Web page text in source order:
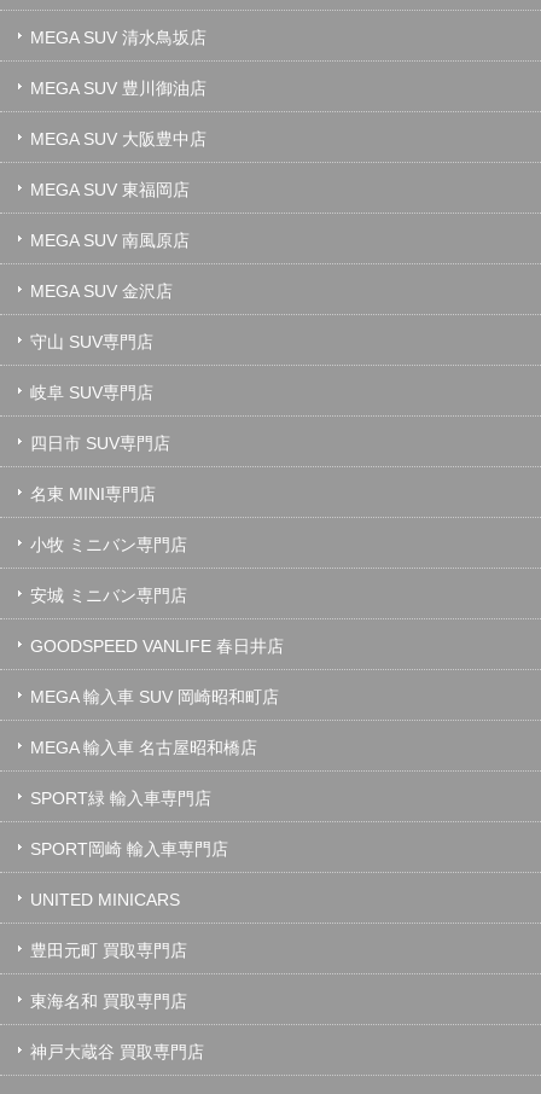
MEGA SUV 清水鳥坂店
MEGA SUV 豊川御油店
MEGA SUV 大阪豊中店
MEGA SUV 東福岡店
MEGA SUV 南風原店
MEGA SUV 金沢店
守山 SUV専門店
岐阜 SUV専門店
四日市 SUV専門店
名東 MINI専門店
小牧 ミニバン専門店
安城 ミニバン専門店
GOODSPEED VANLIFE 春日井店
MEGA 輸入車 SUV 岡崎昭和町店
MEGA 輸入車 名古屋昭和橋店
SPORT緑 輸入車専門店
SPORT岡崎 輸入車専門店
UNITED MINICARS
豊田元町 買取専門店
東海名和 買取専門店
神戸大蔵谷 買取専門店